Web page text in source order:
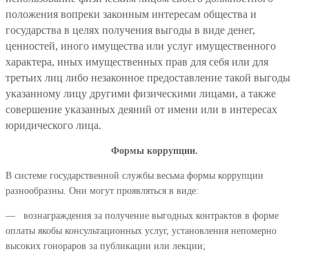
положения вопреки законным интересам общества и
государства в целях получения выгоды в виде денег,
ценностей, иного имущества или услуг имущественного
характера, иных имущественных прав для себя или для
третьих лиц либо незаконное предоставление такой выгоды
указанному лицу другими физическими лицами, а также
совершение указанных деяний от имени или в интересах
юридического лица.
Формы коррупции.
В системе государственной службы весьма формы коррупции
разнообразны. Они могут проявляться в виде:
— вознаграждения за получение выгодных контрактов в форме
оплаты якобы консультационных услуг, установления непомерно
высоких гонораров за публикации или лекции;